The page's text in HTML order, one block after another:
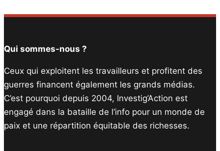
Qui sommes-nous ?
Ceux qui exploitent les travailleurs et profitent des
guerres financent également les grands médias.
C’est pourquoi depuis 2004, Investig’Action est
engagé dans la bataille de l’info pour un monde de
paix et une répartition équitable des richesses.